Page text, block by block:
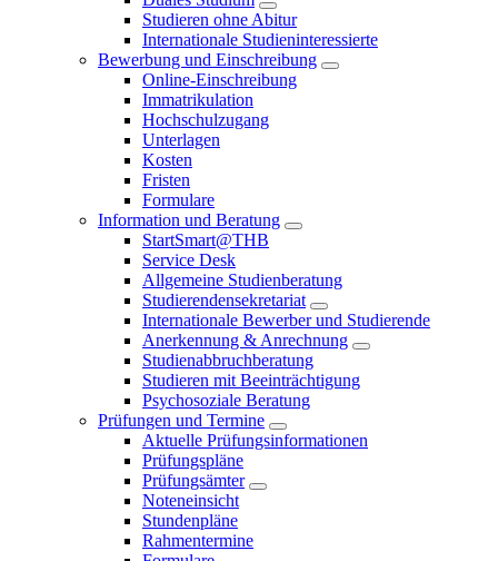
Studieren ohne Abitur
Internationale Studieninteressierte
Bewerbung und Einschreibung
Online-Einschreibung
Immatrikulation
Hochschulzugang
Unterlagen
Kosten
Fristen
Formulare
Information und Beratung
StartSmart@THB
Service Desk
Allgemeine Studienberatung
Studierendensekretariat
Internationale Bewerber und Studierende
Anerkennung & Anrechnung
Studienabbruchberatung
Studieren mit Beeinträchtigung
Psychosoziale Beratung
Prüfungen und Termine
Aktuelle Prüfungsinformationen
Prüfungspläne
Prüfungsämter
Noteneinsicht
Stundenpläne
Rahmentermine